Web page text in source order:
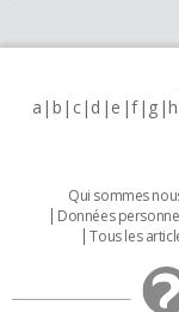
a b c d e f g h
Qui sommes
Données
Tous les